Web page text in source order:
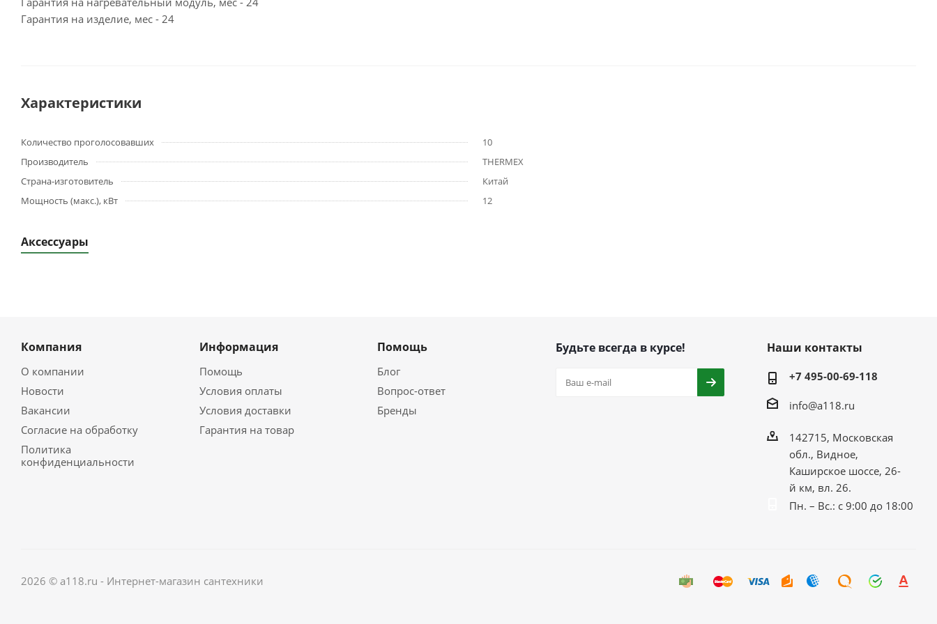
Гарантия на изделие, мес - 24
Характеристики
Количество проголосовавших
10
Производитель
THERMEX
Страна-изготовитель
Китай
Мощность (макс.), кВт
12
Аксессуары
Компания
О компании
Новости
Вакансии
Согласие на обработку
Политика
конфиденциальности
Информация
Помощь
Условия оплаты
Условия доставки
Гарантия на товар
Помощь
Блог
Вопрос-ответ
Бренды
Будьте всегда в курсе! Наши контакты
+7 495-00-69-118
info@a118.ru
142715, Московская
обл., Видное,
Каширское шоссе, 26-
й км, вл. 26.
Пн. – Вс.: с 9:00 до 18:00
2026 © a118.ru - Интернет-магазин сантехники